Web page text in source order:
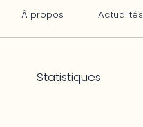
À propos Actualités
Statistiques